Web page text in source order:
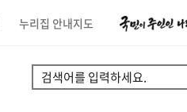
누리집 안내지도